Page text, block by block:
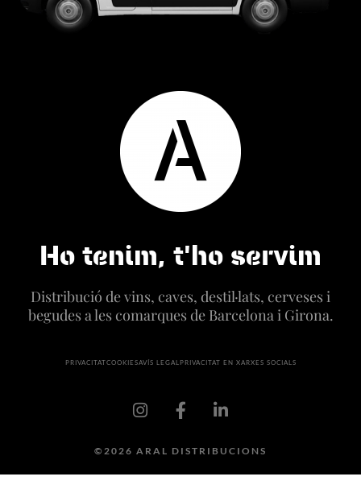
Ho tenim, t'ho servim
Distribució de vins, caves, destil·lats, cerveses i
begudes a les comarques de Barcelona i Girona.
PRIVACITATCOOKIESAVÍS LEGAL PRIVACITAT EN XARXES SOCIALS
©2026 ARAL DISTRIBUCIONS